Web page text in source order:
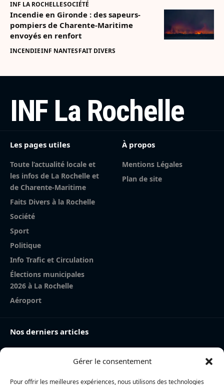
Gérer le consentement
Pour offrir les meilleures expériences, nous utilisons des technologies
INF LA ROCHELLESOCIÉTÉ
Incendie en Gironde : des sapeurs-
pompiers de Charente-Maritime
envoyés en renfort
INCENDIEINF NANTESFAIT DIVERS
INF La Rochelle
Les pages utiles
Toute l’actualité locale et
les infos de La Rochelle et
de Charente-Maritime
Faits Divers à la Rochelle
Société
Sport
Politique
Info Trafic et Circulation
Élections municipales
2026 à La Rochelle
Aéroport
À propos
Mentions Légales
Plan de site
Nos derniers articles
Incendie à la gare de La Rochelle : près de 20 m² de
toiture brûlés, l’origine accidentelle privilégiée
Nina Métayer : « Voir mes boulangeries à La Rochelle